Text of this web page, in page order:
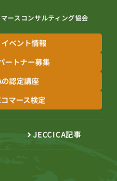
ースコンサルティング協会
ベント情報
ートナー募集
の認定講座
マース検定
JECCICA記事